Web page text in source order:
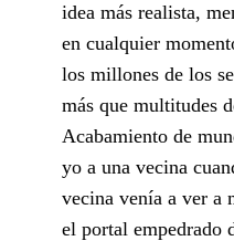
idea más realista,
en cualquier
los millones de los
más que multitudes
Acabamiento de
yo a una vecina
vecina venía a ver a
el portal empedrado